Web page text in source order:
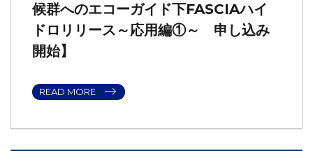
候群へのエコーガイド下FASCIAハイ
ドロリリース～応用編①～ 申し込み
開始】
READ MORE